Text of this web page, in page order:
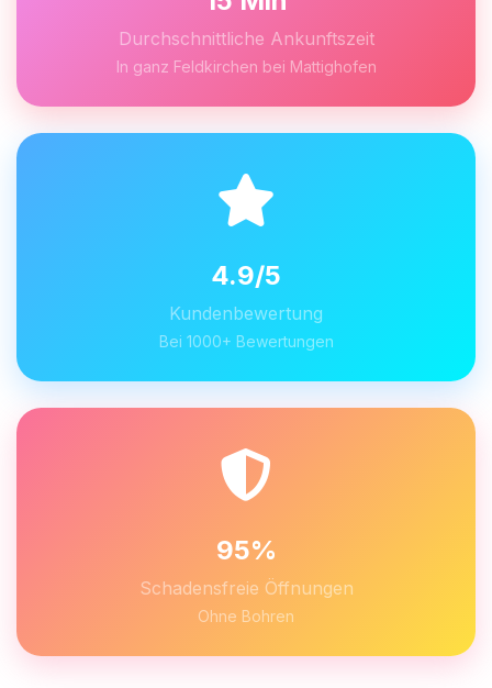
Durchschnittliche Ankunftszeit
In ganz Feldkirchen bei Mattighofen
4.9/5
Kundenbewertung
Bei 1000+ Bewertungen
95%
Schadensfreie Öffnungen
Ohne Bohren